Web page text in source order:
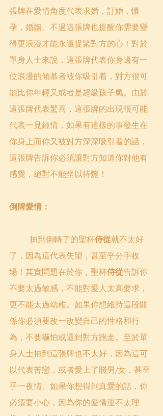
張牌在愛情角度代表求婚，訂婚，懷
孕，婚姻。不過這張牌也提醒你需要變
得更浪漫才能永遠捉緊對方的心！對於
單身人士來說，這張牌代表你身邊有一
位浪漫的傾慕者被你吸引着，對方很可
能比你年輕又或者是超級孩子氣。由於
這張牌代表驚喜，這張牌的出現很可能
代表一見鍾情，如果有這樣的事發生在
你身上而你又被對方深深吸引着的話，
這張牌告訴你必須讓對方知道你對他有
感覺，絕對不能坐以待斃！
倒牌愛情：
	抽到倒轉了的聖杯
侍從就不太好
了，因為這代表失望，甚至乎分手收
場！其實問題在於你，聖杯侍從告訴你
不要太過敏感，不能對愛人太高要求，
更不能太過幼稚。如果你想維持這段關
係你必須要改一改變自己的性格和行
為，不要嚇怕或逼到對方跑走。至於單
身人士抽到這張牌也不太好，因為這可
以代表苦戀，或者愛上了賤男/女，甚至
乎一夜情。如果你想得到真愛的話，你
必須要小心，因為你的愛情運不太理